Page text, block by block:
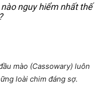
nguy hiểm nhất thế
mào (Cassowary) luôn
loài chim đáng sợ.